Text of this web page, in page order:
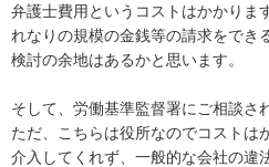
弁護士費用というコストはかかりま
れなりの規模の金銭等の請求をでき
検討の余地はあるかと思います。
そして、労働基準監督署にご相談さ
ただ、こちらは役所なのでコストは
介入してくれず、一般的な会社の違